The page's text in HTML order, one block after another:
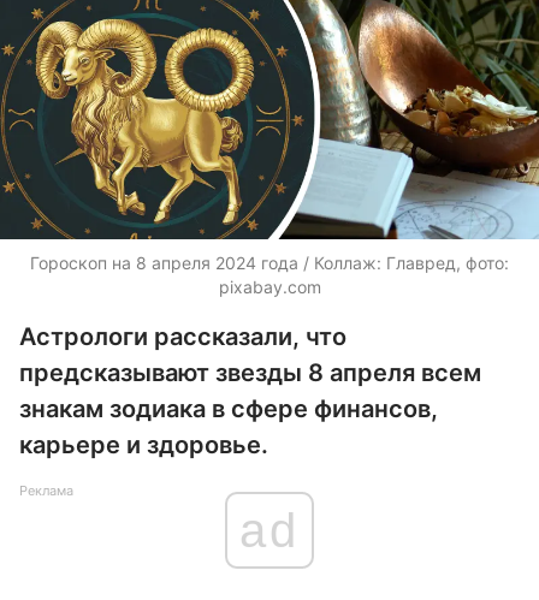
Гороскоп на 8 апреля 2024 года / Коллаж: Главред, фото:
pixabay.com
Астрологи рассказали, что
предсказывают звезды 8 апреля всем
знакам зодиака в сфере финансов,
карьере и здоровье.
Реклама
ad